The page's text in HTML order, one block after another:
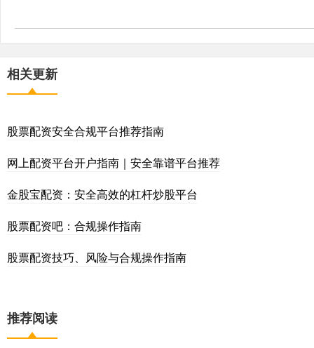
相关更新
股票配资安全合规平台推荐指南
网上配资平台开户指南｜安全靠谱平台推荐
金股宝配资：安全高效的杠杆炒股平台
股票配资吧：合规操作指南
股票配资技巧、风险与合规操作指南
推荐阅读